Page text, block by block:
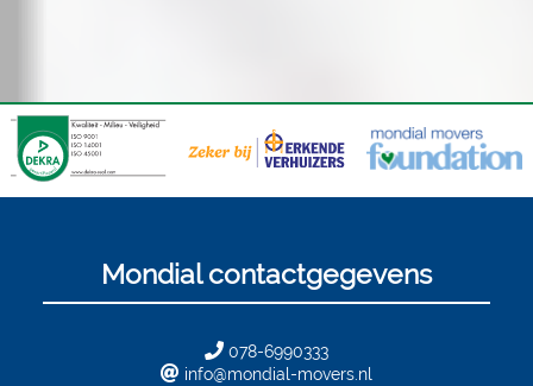
Mondial contactgegevens
078-6990333
info@mondial-movers.nl